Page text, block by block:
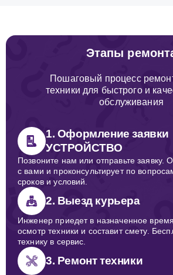
Этапы
Пошаговый процесс
техники для быстрого и
обслуживания
1. Оформление заявки
УСТРОЙСТВО
Позвоните нам или отправьте заявку.
с вами и проконсультирует по
сроков и условий.
2. Выезд курьера
Инженер приедет в назначенное
осмотр техники и составит смету.
технику в сервис.
3. Ремонт техники